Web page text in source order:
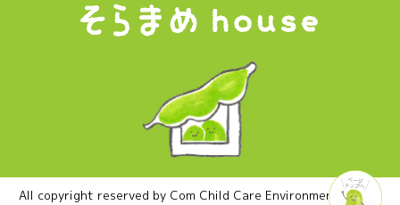
All copyright reserved by Com Child Care Environment Design